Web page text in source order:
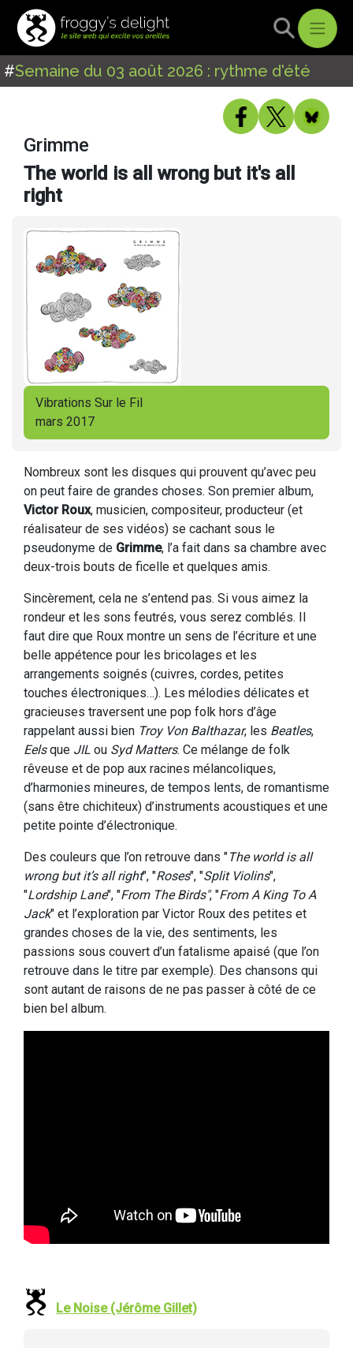
#Semaine du 03 août 2026 : rythme d'été
Grimme
The world is all wrong but it's all
right
Vibrations Sur le Fil
mars 2017
Nombreux sont les disques qui prouvent qu’avec peu
on peut faire de grandes choses. Son premier album,
Victor Roux, musicien, compositeur, producteur (et
réalisateur de ses vidéos) se cachant sous le
pseudonyme de Grimme, l’a fait dans sa chambre avec
deux-trois bouts de ficelle et quelques amis.
Sincèrement, cela ne s’entend pas. Si vous aimez la
rondeur et les sons feutrés, vous serez comblés. Il
faut dire que Roux montre un sens de l’écriture et une
belle appétence pour les bricolages et les
arrangements soignés (cuivres, cordes, petites
touches électroniques…). Les mélodies délicates et
gracieuses traversent une pop folk hors d’âge
rappelant aussi bien Troy Von Balthazar, les Beatles,
Eelsque JIL ou Syd Matters. Ce mélange de folk
rêveuse et de pop aux racines mélancoliques,
d’harmonies mineures, de tempos lents, de romantisme
(sans être chichiteux) d’instruments acoustiques et une
petite pointe d’électronique.
Des couleurs que l’on retrouve dans "The world is all
wrong but it’s all right", "Roses", "Split Violins",
"Lordship Lane", "From The Birds", "From A King To A
Jack" et l’exploration par Victor Roux des petites et
grandes choses de la vie, des sentiments, les
passions sous couvert d’un fatalisme apaisé (que l’on
retrouve dans le titre par exemple). Des chansons qui
sont autant de raisons de ne pas passer à côté de ce
bien bel album.
Le Noise (Jérôme Gillet)